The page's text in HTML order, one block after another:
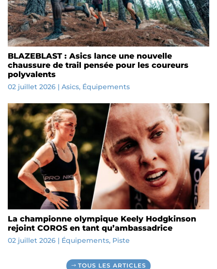
BLAZEBLAST : Asics lance une nouvelle
chaussure de trail pensée pour les coureurs
polyvalents
02 juillet 2026| Asics, Équipements
La championne olympique Keely Hodgkinson
rejoint COROS en tant qu’ambassadrice
02 juillet 2026| Équipements, Piste
TOUS LES ARTICLES